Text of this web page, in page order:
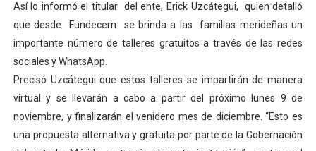
Iniciación al yoga reúne a diversos clubes deportivos
Mincomunas impulsa el autogobierno en Mérida con
Expertos inspeccionan espacios del OAN para la
Así lo informó el titular del ente, Erick Uzcátegui, quien detalló
que desde Fundecem se brinda a las familias merideñas un
importante número de talleres gratuitos a través de las redes
sociales y WhatsApp.
Precisó Uzcátegui que estos talleres se impartirán de manera
virtual y se llevarán a cabo a partir del próximo lunes 9 de
noviembre, y finalizarán el venidero mes de diciembre. “Esto es
una propuesta alternativa y gratuita por parte de la Gobernación